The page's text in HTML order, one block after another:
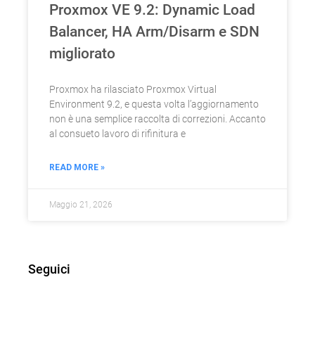
Proxmox VE 9.2: Dynamic Load
Balancer, HA Arm/Disarm e SDN
migliorato
Proxmox ha rilasciato Proxmox Virtual
Environment 9.2, e questa volta l’aggiornamento
non è una semplice raccolta di correzioni. Accanto
al consueto lavoro di rifinitura e
READ MORE »
Maggio 21, 2026
Seguici